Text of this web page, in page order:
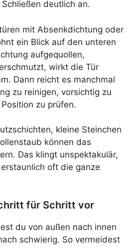
deutlich an.
mit Absenkdichtung oder
ein Blick auf den unteren
aufgequollen,
wirkt die Tür
Dann reicht es manchmal
zu reinigen, vorsichtig zu
zu prüfen.
kleine Steinchen
können das
Das klingt unspektakulär,
oft die ganze
für Schritt vor
du von außen nach innen
schwierig. So vermeidest